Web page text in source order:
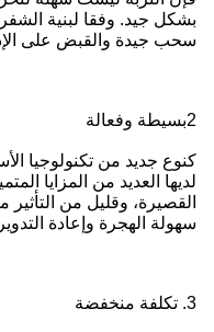
بشكل جيد. وفقا لبنية
سحب جيدة والقبض على
2بسيطة وفعالة
كنوع جديد من تكنولوجيا
لديها العديد من المزايا
القصيرة، وقليل من التأثير
سهولة الهجرة وإعادة
3. تكلفة منخفضة